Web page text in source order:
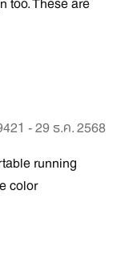
-29 ธ.ค. 2568
running
color